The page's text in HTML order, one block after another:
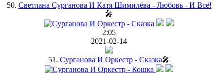
50. Светлана Сурганова И Катя Шимилёва - Любовь - И Всё!
🎤
2:05
2021-02-14
51. Сурганова И Оркестр - Сказка🎤